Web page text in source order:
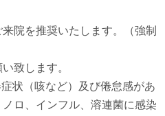
院を推奨いたします。（強制
致します。
状（咳など）及び倦怠感があ
ロ、インフル、溶連菌に感染